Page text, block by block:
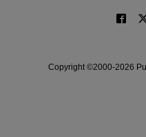
Copyright ©2000-2026